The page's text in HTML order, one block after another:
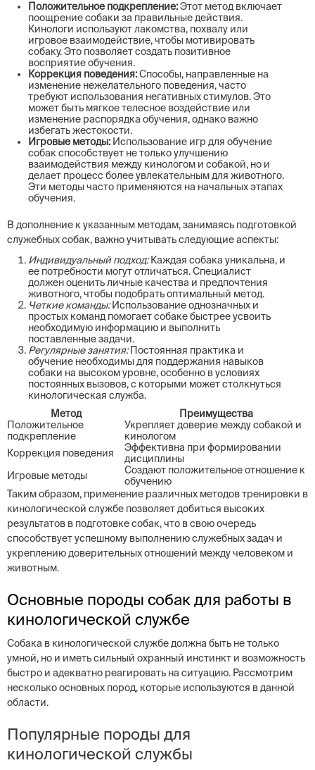
Положительное подкрепление:Этот метод включает
поощрение собаки за правильные действия.
Кинологи используют лакомства, похвалу или
игровое взаимодействие, чтобы мотивировать
собаку. Это позволяет создать позитивное
восприятие обучения.
Коррекция поведения:Способы, направленные на
изменение нежелательного поведения, часто
требуют использования негативных стимулов. Это
может быть мягкое телесное воздействие или
изменение распорядка обучения, однако важно
избегать жестокости.
Игровые методы: Использование игр для обучение
собак способствует не только улучшению
взаимодействия между кинологом и собакой, но и
делает процесс более увлекательным для животного.
Эти методы часто применяются на начальных этапах
обучения.
В дополнение к указанным методам, занимаясь подготовкой
служебных собак, важно учитывать следующие аспекты:
Индивидуальный подход:Каждая собака уникальна, и
ее потребности могут отличаться. Специалист
должен оценить личные качества и предпочтения
животного, чтобы подобрать оптимальный метод.
Четкие команды:Использование однозначных и
простых команд помогает собаке быстрее усвоить
необходимую информацию и выполнить
поставленные задачи.
Регулярные занятия:Постоянная практика и
обучение необходимы для поддержания навыков
собаки на высоком уровне, особенно в условиях
постоянных вызовов, с которыми может столкнуться
кинологическая служба.
Метод
Преимущества
Положительное
подкрепление
Укрепляет доверие между собакой и
кинологом
Коррекция поведения
Эффективна при формировании
дисциплины
Игровые методы
Создают положительное отношение к
обучению
Таким образом, применение различных методов тренировки в
кинологической службе позволяет добиться высоких
результатов в подготовке собак, что в свою очередь
способствует успешному выполнению служебных задач и
укреплению доверительных отношений между человеком и
животным.
Основные породы собак для работы в
кинологической службе
Собака в кинологической службе должна быть не только
умной, но и иметь сильный охранный инстинкт и возможность
быстро и адекватно реагировать на ситуацию. Рассмотрим
несколько основных пород, которые используются в данной
области.
Популярные породы для
кинологической службы